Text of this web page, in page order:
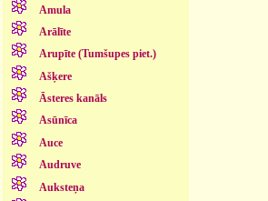
Amula
Arālīte
Arupīte (Tumšupes piet.)
Ašķere
Āsteres kanāls
Asūnīca
Auce
Audruve
Auksteņa